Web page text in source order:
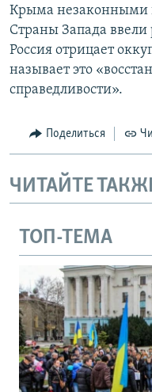
Крыма незаконными
Страны Запада
Россия отрицает
называет это
справедливости».
Поделиться
ЧИТАЙТЕ
ТОП-ТЕМА